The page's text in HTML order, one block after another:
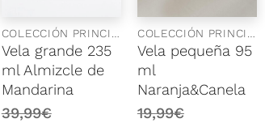
COLECCIÓN PRINCIPAL
Vela grande 235
ml Almizcle de
Mandarina
39,99€
COLECCIÓN PRINCIPAL
Vela pequeña 95
ml
Naranja&Canela
19,99€